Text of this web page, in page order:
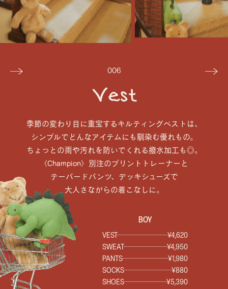
006
Vest
季節の変わり目に重宝するキルティングベストは、
シンプルでどんなアイテムにも馴染む優れもの。
ちょっとの雨や汚れを防いでくれる撥水加工も◎。
〈Champion〉別注のプリントトレーナーと
テーパードパンツ、デッキシューズで
大人さながらの着こなしに。
BOY
VEST
¥4,620
SWEAT
¥4,950
PANTS
¥1,980
SOCKS
¥880
SHOES
¥5,390